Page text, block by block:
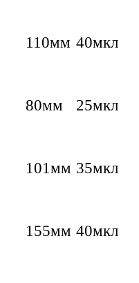
110мм 40мкл
80мм 25мкл
101мм 35мкл
155мм 40мкл